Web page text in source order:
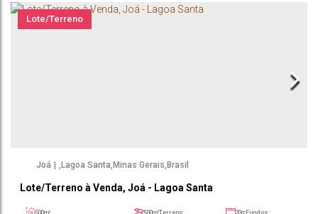
Lote/Terreno
Lote/Terreno à Venda, Joá - Lagoa Santa
Joá Lagoa Santa Minas Gerais Brasil
500m² Terreno:
500m² Fundos:
20m